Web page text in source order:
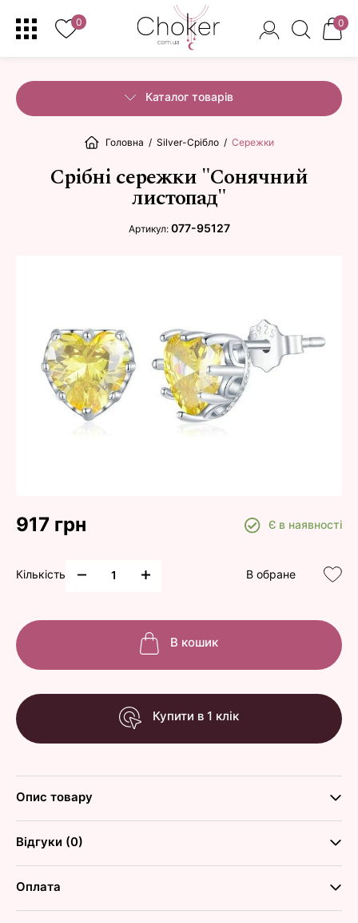
0 0
Каталог товарів
Головна / Silver-Срібло / Сережки
Срібні сережки "Сонячний
листопад"
Артикул: 077-95127
917 грн Є в наявності
Кількість В обране
В кошик
Купити в 1 клік
Опис товару
Відгуки (0)
Оплата